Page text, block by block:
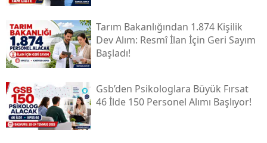
Tarım Bakanlığından 1.874 Kişilik
Dev Alım: Resmî İlan İçin Geri Sayım
Başladı!
Gsb’den Psikologlara Büyük Fırsat
46 İlde 150 Personel Alımı Başlıyor!